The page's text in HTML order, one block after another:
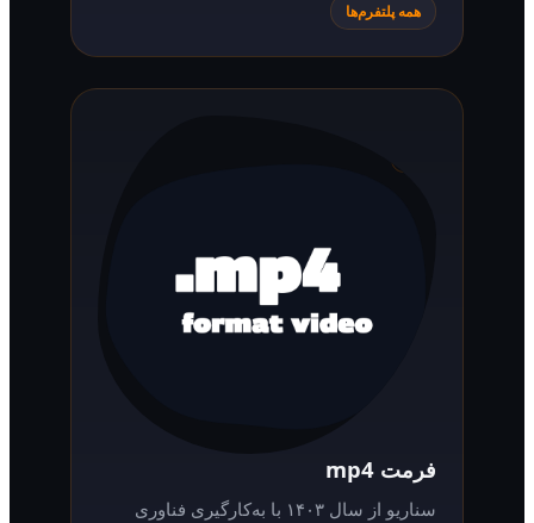
همه پلتفرم‌ها
سناریو از سال ۱۴۰۳ با به‌کارگیری فناوری